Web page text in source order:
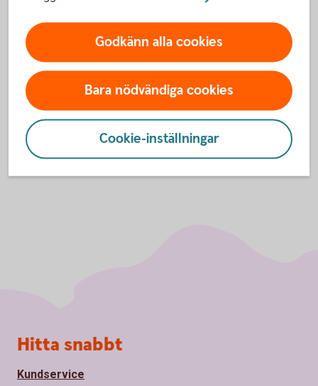
godkänna cookies för Funktioner, prestanda
och statistik.
Inställningar för cookies
Godkänn alla cookies
Bara nödvändiga cookies
Cookie-inställningar
Sidfot
Hitta snabbt
Kundservice